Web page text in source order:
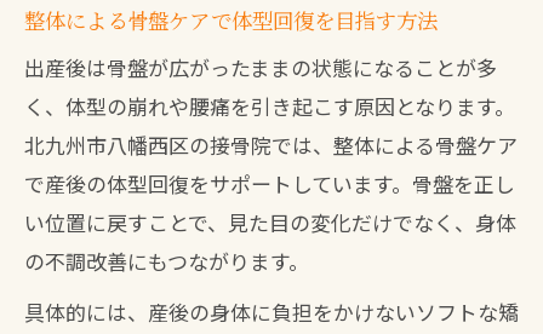
整体による骨盤ケアで体型回復を目指す方法
出産後は骨盤が広がったままの状態になることが多
く、体型の崩れや腰痛を引き起こす原因となります。
北九州市八幡西区の接骨院では、整体による骨盤ケア
で産後の体型回復をサポートしています。骨盤を正し
い位置に戻すことで、見た目の変化だけでなく、身体
の不調改善にもつながります。
具体的には、産後の身体に負担をかけないソフトな矯